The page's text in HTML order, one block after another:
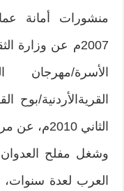
منشورات أمانة
2007م عن وزارة
الأسرة/مهرجان
الثاني 2010م، عن مركز الرأي للدراسات والأبحاث.
وشغل مفلح العدوان
العرب لعدة سنوات،